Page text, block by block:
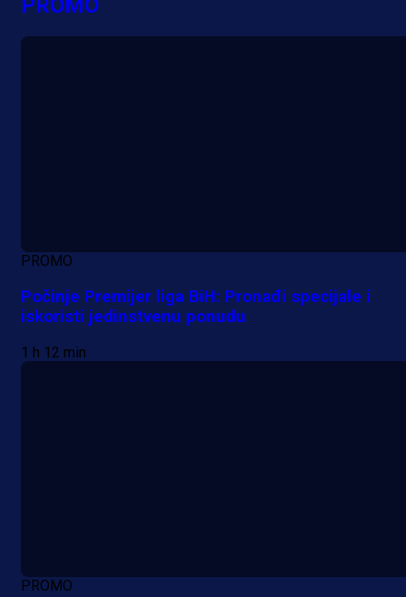
PROMO
PROMO
Počinje Premijer liga BiH: Pronađi specijale i
iskoristi jedinstvenu ponudu
1 h 12 min
PROMO